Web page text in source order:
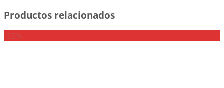
Productos relacionados